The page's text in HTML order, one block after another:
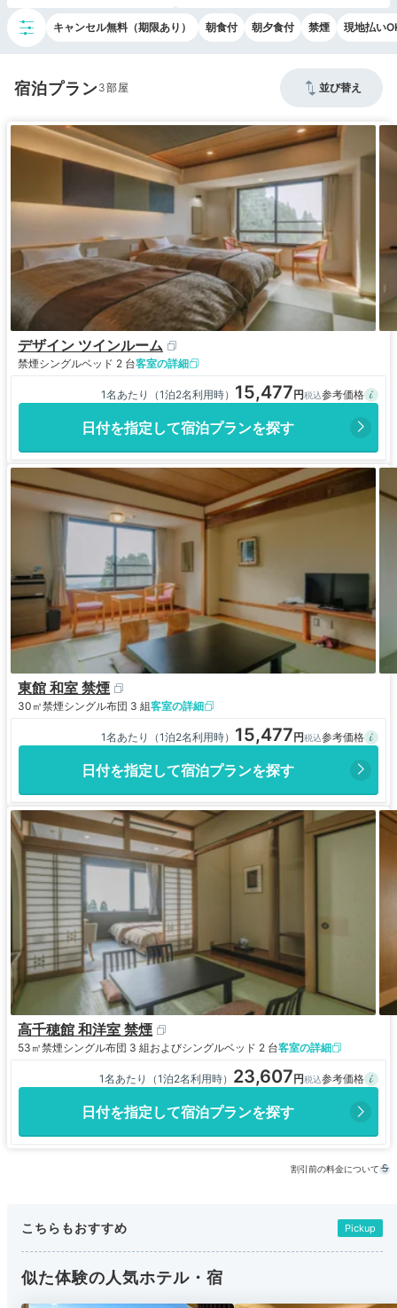
それにこの深い湯舟内でうっかり滑ったらどうなる
のだろうとの一抹の不安もありました。
ありましたが、狭かったり、硫黄泉以外の泉質だっ
たりとどれもイマイチでした。
一番奥には、硫黄泉の白濁した露天風呂はあるので
すが、雨が降って来てゆっくり入る事が出来ません
でした。
また、ここは、夕食時間後の良い時間帯（２０時か
ら２１時半）は、そのほとんどのエリアが女性専用
ゾーンになってしまい、その時間帯の男性は、庭園
大浴場に入る手前の狭い内湯（それも白濁した硫黄
泉でもない）にしか入られないのです。
そう言った意味からも、今回は、男性の私はここ泊
にしなくて正解だったと思います（それにここはか
なり強気の宿泊料金設定です）。
キャンセル無料（期限あり） 朝食付 朝夕食付 禁煙 現地払い
宿泊プラン3 並び替え
デザイン ツインルーム
禁煙シングルベッド 2 台客室の詳細
1名あたり（1泊2名利用時） 15,477
日付を指定して宿泊プランを探す
東館 和室 禁煙
30㎡禁煙シングル布団 3 組客室の詳細
1名あたり（1泊2名利用時） 15,477
日付を指定して宿泊プランを探す
高千穂館 和洋室 禁煙
53㎡禁煙シングル布団 3 組およびシングルベッド 2 台客室の詳細
1名あたり（1泊2名利用時） 23,607
日付を指定して宿泊プランを探す
割引前の料金について
こちらもおすすめ Pickup
似た体験の人気ホテル・宿